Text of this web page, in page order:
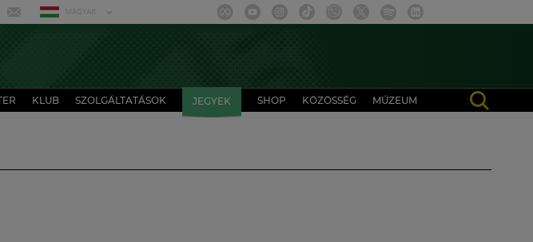
MAGYAR
KLUB SZOLGÁLTATÁSOK JEGYEK SHOP KÖZÖSSÉG MÚZEUM